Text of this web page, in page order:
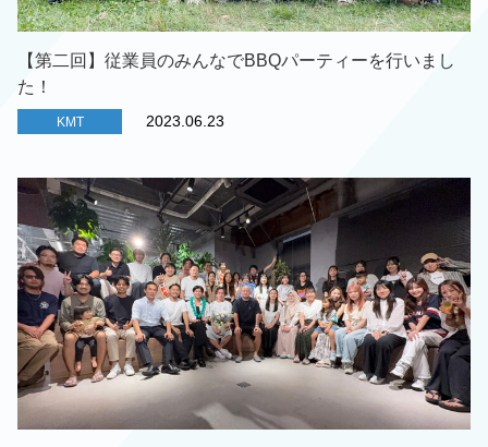
【第二回】従業員のみんなでBBQパーティーを行いまし
た！
KMT 2023.06.23